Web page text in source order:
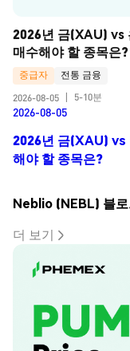
2026년 금(XAU) vs
매수해야 할 종목은?
중급자
전통 금융
2026-08-05
5-10분
2026-08-05
2026년 금(XAU) vs
해야 할 종목은?
Neblio (NEBL) 블
더 보기